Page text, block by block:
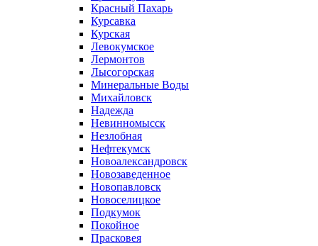
Красный Пахарь
Курсавка
Курская
Левокумское
Лермонтов
Лысогорская
Минеральные Воды
Михайловск
Надежда
Невинномысск
Незлобная
Нефтекумск
Новоалександровск
Новозаведенное
Новопавловск
Новоселицкое
Подкумок
Покойное
Прасковея